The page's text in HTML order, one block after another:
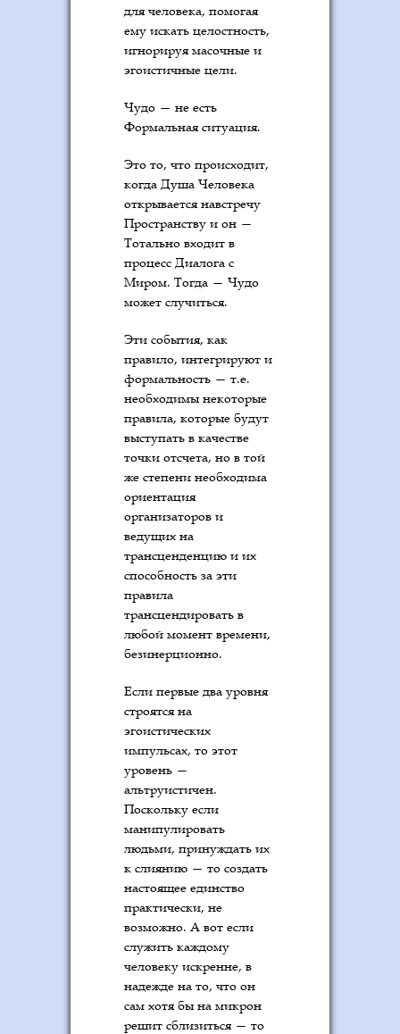
для человека, помогая
ему искать целостность,
игнорируя масочные и
эгоистичные цели.
Чудо — не есть
Формальная ситуация.
Это то, что происходит,
когда Душа Человека
открывается навстречу
Пространству и он —
Тотально входит в
процесс Диалога с
Миром. Тогда — Чудо
может случиться.
Эти события, как
правило, интегрируют и
формальность — т.е.
необходимы некоторые
правила, которые будут
выступать в качестве
точки отсчета, но в той
же степени необходима
ориентация
организаторов и
ведущих на
трансценденцию и их
способность за эти
правила
трансцендировать в
любой момент времени,
безинерционно.
Если первые два уровня
строятся на
эгоистических
импульсах, то этот
уровень —
альтруистичен.
Поскольку если
манипулировать
людьми, принуждать их
к слиянию — то создать
настоящее единство
практически, не
возможно. А вот если
служить каждому
человеку искренне, в
надежде на то, что он
сам хотя бы на микрон
решит сблизиться — то